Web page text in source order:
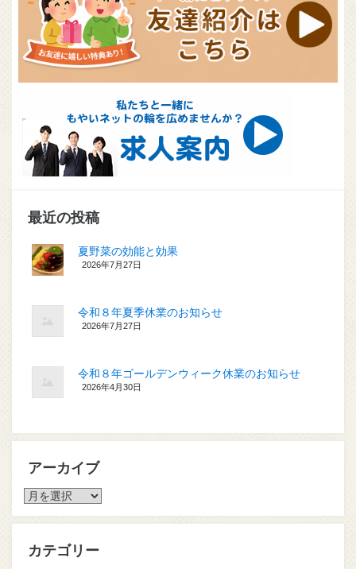
最近の投稿
夏野菜の効能と効果
2026年7月27日
令和８年夏季休業のお知らせ
2026年7月27日
令和８年ゴールデンウィーク休業のお知らせ
2026年4月30日
アーカイブ
ア
カ
ブ
カテゴリー